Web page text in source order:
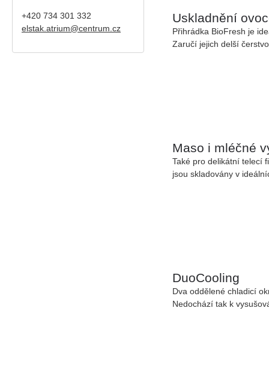
Uskladnění
Přihrádka BioFresh je
Zaručí jejich delší
Maso i mléčné
Také pro delikátní telecí
jsou skladovány v
DuoCooling
Dva oddělené chladicí
Nedochází tak k
+420 734 301 332
elstak.atrium@centrum.cz